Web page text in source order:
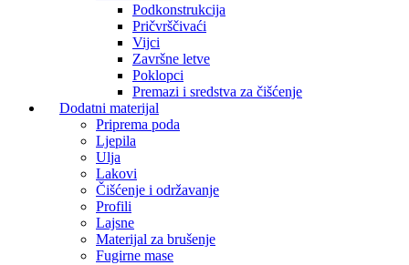
Podkonstrukcija
Pričvrščivaći
Vijci
Završne letve
Poklopci
Premazi i sredstva za čišćenje
Dodatni materijal
Priprema poda
Ljepila
Ulja
Lakovi
Čišćenje i održavanje
Profili
Lajsne
Materijal za brušenje
Fugirne mase